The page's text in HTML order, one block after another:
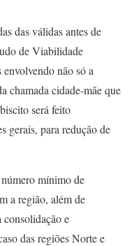
das válidas antes de
de Viabilidade
não só a
chamada cidade-mãe que
será feito
gerais, para redução de
mínimo de
a região, além de
consolidação e
das regiões Norte e